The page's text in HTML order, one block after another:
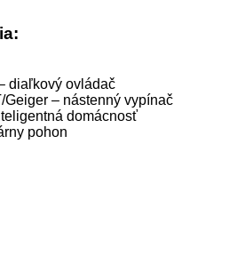
diaľkový ovládač
Geiger – nástenný vypínač
domácnosť
pohon